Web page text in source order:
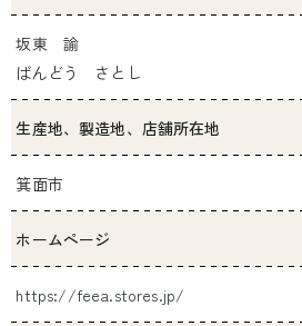
坂東 諭
ばんどう さとし
生産地、製造地、店舗所在地
箕面市
ホームページ
https://feea.stores.jp/